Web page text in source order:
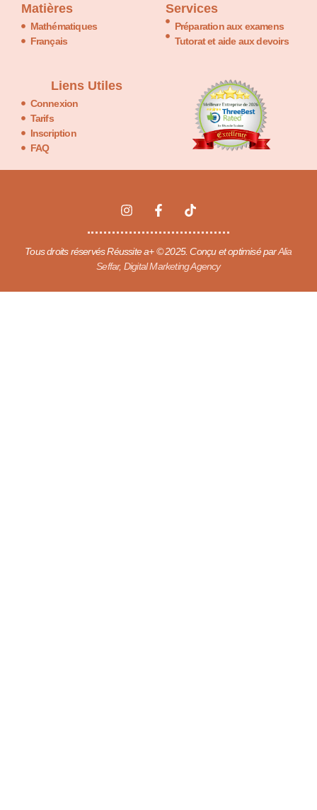
Matières
Mathématiques
Français
Services
Préparation aux examens
Tutorat et aide aux devoirs
Liens Utiles
Connexion
Tarifs
Inscription
FAQ
Tous droits réservés Réussite a+ © 2025. Conçu et optimisé parAlia
Seffar, Digital Marketing Agency